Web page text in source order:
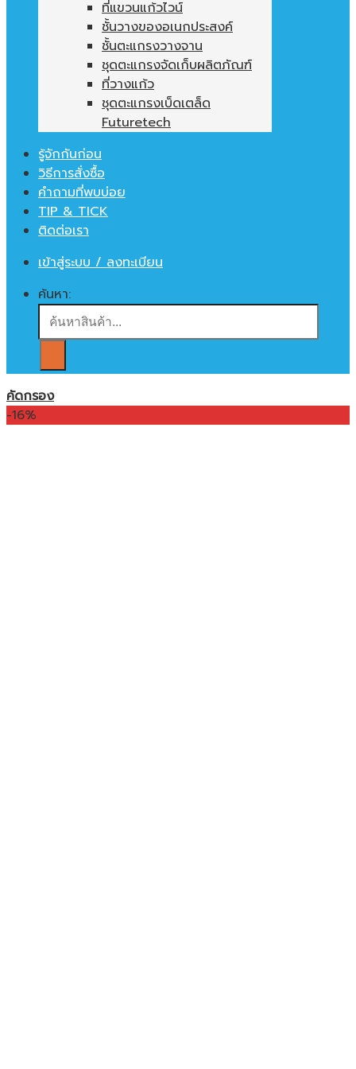
ที่แขวนแก้วไวน์
ชั้นวางของอเนกประสงค์
ชั้นตะแกรงวางจาน
ชุดตะแกรงจัดเก็บผลิตภัณฑ์
ที่วางแก้ว
ชุดตะแกรงเบ็ดเตล็ด
Futuretech
รู้จักกันก่อน
วิธีการสั่งซื้อ
คำถามที่พบบ่อย
TIP & TICK
ติดต่อเรา
เข้าสู่ระบบ / ลงทะเบียน
ค้นหา:
คัดกรอง
-16%